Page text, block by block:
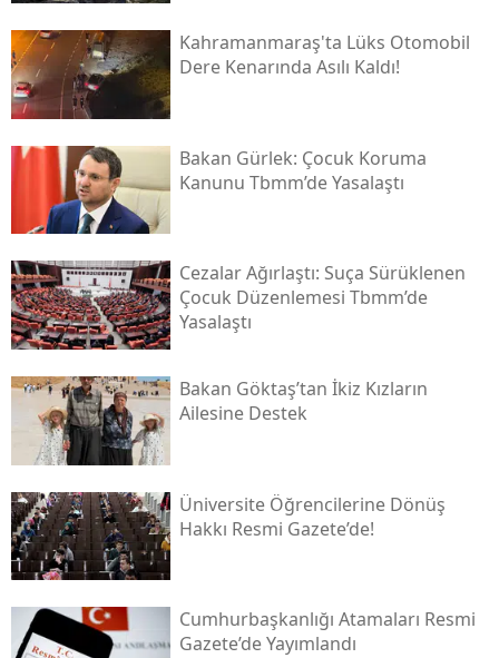
Kahramanmaraş'ta Lüks Otomobil
Dere Kenarında Asılı Kaldı!
Bakan Gürlek: Çocuk Koruma
Kanunu Tbmm’de Yasalaştı
Cezalar Ağırlaştı: Suça Sürüklenen
Çocuk Düzenlemesi Tbmm’de
Yasalaştı
Bakan Göktaş’tan İkiz Kızların
Ailesine Destek
Üniversite Öğrencilerine Dönüş
Hakkı Resmi Gazete’de!
Cumhurbaşkanlığı Atamaları Resmi
Gazete’de Yayımlandı